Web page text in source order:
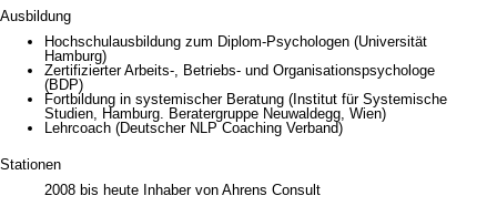
Ausbildung
Hochschulausbildung zum Diplom-Psychologen (Universität
Hamburg)
Zertifizierter Arbeits-, Betriebs- und Organisationspsychologe
(BDP)
Fortbildung in systemischer Beratung (Institut für Systemische
Studien, Hamburg. Beratergruppe Neuwaldegg, Wien)
Lehrcoach (Deutscher NLP Coaching Verband)
Stationen
2008 bis heute Inhaber von Ahrens Consult